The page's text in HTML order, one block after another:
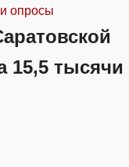
опросы
15,5 тысячи